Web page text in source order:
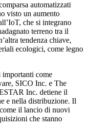
automatizzati
visto un aumento
che si integrano
terreno tra il
tendenza chiave,
ecologici, come legno
importanti come
SICO Inc. e The
Inc. detiene il
e nella distribuzione. Il
il lancio di nuovi
che stanno